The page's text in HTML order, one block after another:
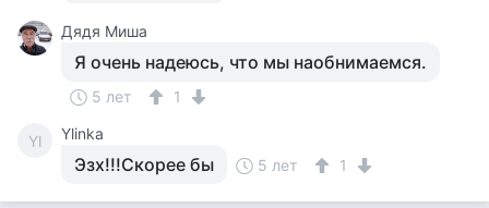
Дядя Миша
Я очень надеюсь, что мы наобнимаемся.
5 лет 1
Yl Ylinka
Эзх!!!Скорее бы 5 лет 1